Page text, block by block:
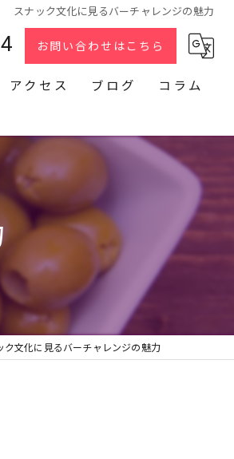
スナック文化に見るバーチャレンジの魅力
お問い合わせはこちら
アクセス ブログ コラム
ク文化に見るバーチャレンジの魅力